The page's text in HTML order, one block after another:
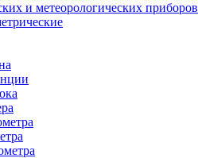
и метеорологических приборов